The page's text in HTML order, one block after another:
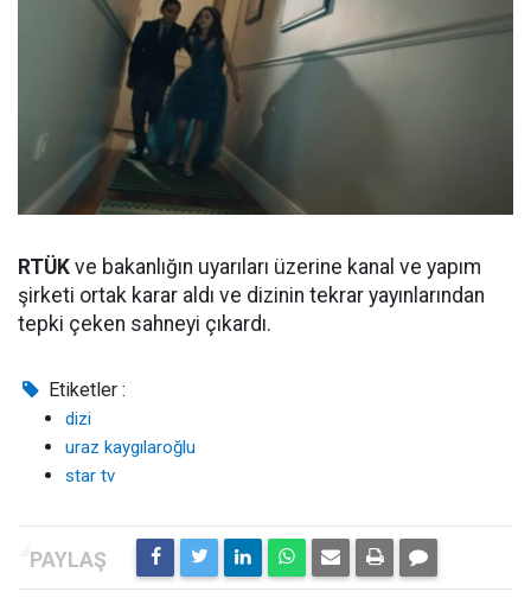
RTÜK ve bakanlığın uyarıları üzerine kanal ve yapım
şirketi ortak karar aldı ve dizinin tekrar yayınlarından
tepki çeken sahneyi çıkardı.
Etiketler :
dizi
uraz kaygılaroğlu
star tv